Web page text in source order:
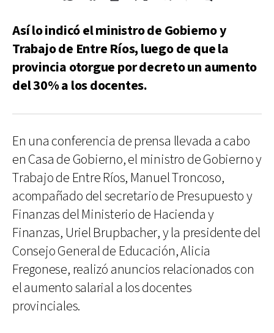
Así lo indicó el ministro de Gobierno y
Trabajo de Entre Ríos, luego de que la
provincia otorgue por decreto un aumento
del 30% a los docentes.
En una conferencia de prensa llevada a cabo
en Casa de Gobierno, el ministro de Gobierno y
Trabajo de Entre Ríos, Manuel Troncoso,
acompañado del secretario de Presupuesto y
Finanzas del Ministerio de Hacienda y
Finanzas, Uriel Brupbacher, y la presidente del
Consejo General de Educación, Alicia
Fregonese, realizó anuncios relacionados con
el aumento salarial a los docentes
provinciales.